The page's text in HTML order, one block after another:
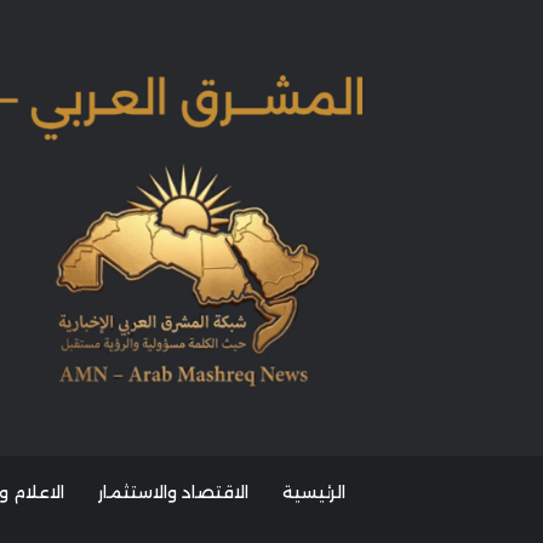
الرئيسية الاقتصاد والاستثمار الاعلام